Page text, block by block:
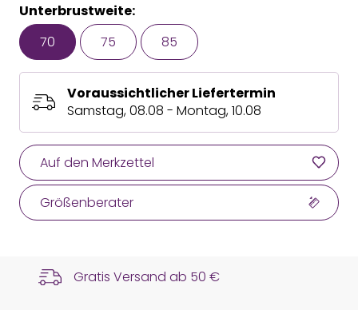
Unterbrustweite:
70
75 85
Voraussichtlicher Liefertermin
Samstag, 08.08 - Montag, 10.08
Auf den Merkzettel
Größenberater
Gratis Versand ab 50 €